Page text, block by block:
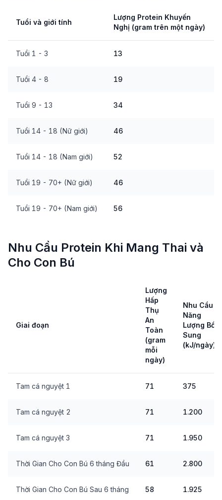
Tuổi và giới tính
Lượng Protein Khuyến
Nghị (gram trên một ngày)
Tuổi 1 - 3 13
Tuổi 4 - 8 19
Tuổi 9 - 13 34
Tuổi 14 - 18 (Nữ giới) 46
Tuổi 14 - 18 (Nam giới) 52
Tuổi 19 - 70+ (Nữ giới) 46
Tuổi 19 - 70+ (Nam giới) 56
Nhu Cầu Protein Khi Mang Thai và
Cho Con Bú
Giai đoạn
Lượng
Hấp
Thụ
An
Toàn
(gram
mỗi
ngày)
Nhu Cầu
Năng
Lượng Bổ
Sung
(kJ/ngày)
Tam cá nguyệt 1 71 375
Tam cá nguyệt 2 71 1.200
Tam cá nguyệt 3 71 1.950
Thời Gian Cho Con Bú 6 tháng Đầu 61 2.800
Thời Gian Cho Con Bú Sau 6 tháng 58 1.925